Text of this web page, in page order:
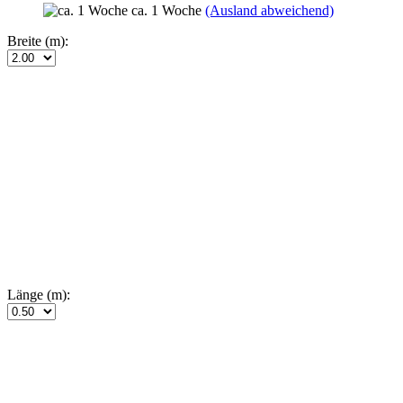
ca. 1 Woche (Ausland abweichend)
Breite (m):
Länge (m):